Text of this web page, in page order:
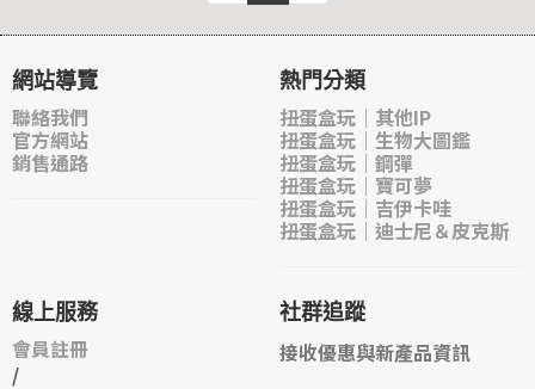
網站導覽
聯絡我們
官方網站
銷售通路
熱門分類
扭蛋盒玩｜其他IP
扭蛋盒玩｜生物大圖鑑
扭蛋盒玩｜鋼彈
扭蛋盒玩｜寶可夢
扭蛋盒玩｜吉伊卡哇
扭蛋盒玩｜迪士尼＆皮克斯
線上服務
會員註冊
/
社群追蹤
接收優惠與新產品資訊